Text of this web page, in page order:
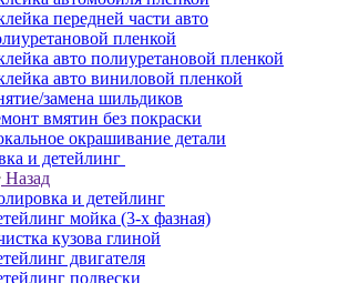
передней части авто
пленкой
авто полиуретановой пленкой
авто виниловой пленкой
замена шильдиков
вмятин без покраски
окрашивание детали
и детейлинг
Назад
и детейлинг
мойка (3-х фазная)
кузова глиной
двигателя
подвески